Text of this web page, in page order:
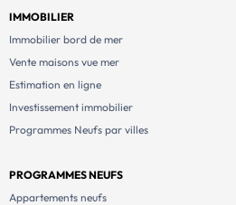
IMMOBILIER
Immobilier bord de mer
Vente maisons vue mer
Estimation en ligne
Investissement immobilier
Programmes Neufs par villes
PROGRAMMES NEUFS
Appartements neufs